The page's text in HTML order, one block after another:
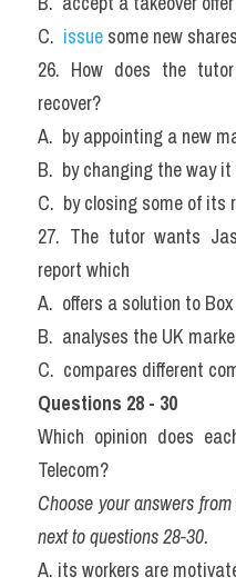
C. issue some new shares
26. How does the
recover?
A.  by appointing a new
B.  by changing the way
C.  by closing some of its
27. The tutor wants
report which
A.  offers a solution to
B.  analyses the UK
C.  compares different
Questions 28 - 30
Which opinion does
Telecom?
Choose your answers
next to questions 28-30.
A. its workers are